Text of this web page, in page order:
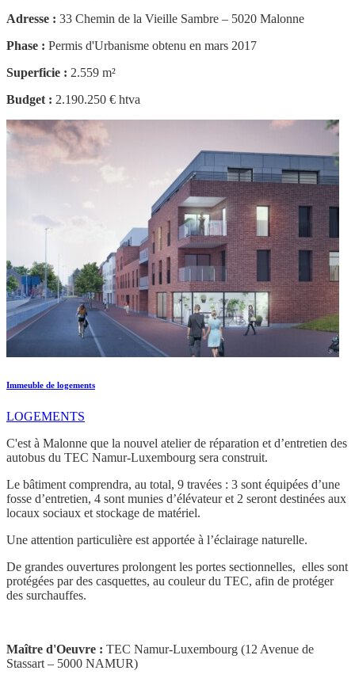
Adresse : 33 Chemin de la Vieille Sambre – 5020 Malonne
Phase : Permis d'Urbanisme obtenu en mars 2017
Superficie : 2.559 m²
Budget : 2.190.250 € htva
Immeuble de logements
LOGEMENTS
C'est à Malonne que la nouvel atelier de réparation et d’entretien des
autobus du TEC Namur-Luxembourg sera construit.
Le bâtiment comprendra, au total, 9 travées : 3 sont équipées d’une
fosse d’entretien, 4 sont munies d’élévateur et 2 seront destinées aux
locaux sociaux et stockage de matériel.
Une attention particulière est apportée à l’éclairage naturelle.
De grandes ouvertures prolongent les portes sectionnelles, elles sont
protégées par des casquettes, au couleur du TEC, afin de protéger
des surchauffes.
Maître d'Oeuvre : TEC Namur-Luxembourg (12 Avenue de
Stassart – 5000 NAMUR)